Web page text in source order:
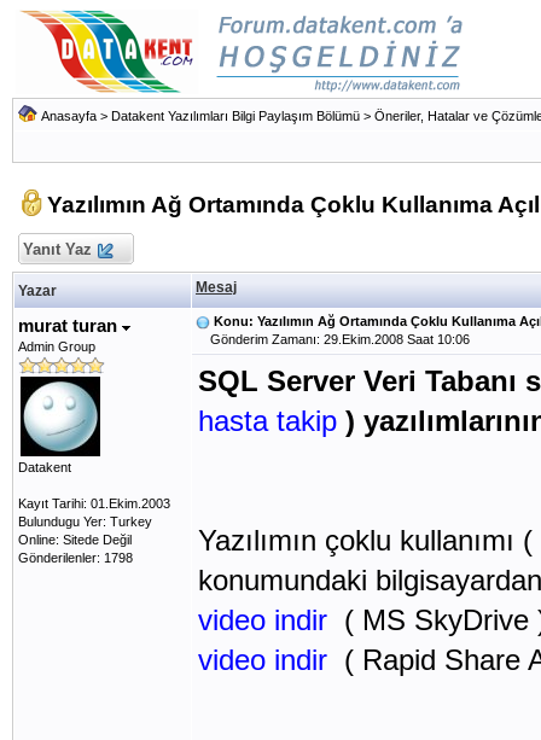
Anasayfa > Datakent Yazılımları Bilgi Paylaşım Bölümü > Öneriler, Hatalar ve
Yazılımın Ağ Ortamında Çoklu Kullanıma
Yanıt Yaz
Yazar Mesaj
murat turan
Admin Group
Datakent
Kayıt Tarihi: 01.Ekim.2003
Bulundugu Yer: Turkey
Online: Sitede Değil
Gönderilenler: 1798
Konu: Yazılımın Ağ Ortamında Çoklu Kullanıma
Gönderim Zamanı: 29.Ekim.2008 Saat 10:06
SQL Server Veri
hasta takip )
Yazılımın çoklu kullanımı
konumundaki
video indir ( MS SkyDrive
video indir ( Rapid Share